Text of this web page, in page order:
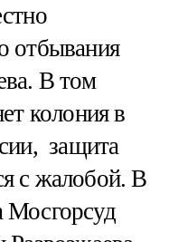
отбывания
В том
колония в
защита
с жалобой. В
Мосгорсуд